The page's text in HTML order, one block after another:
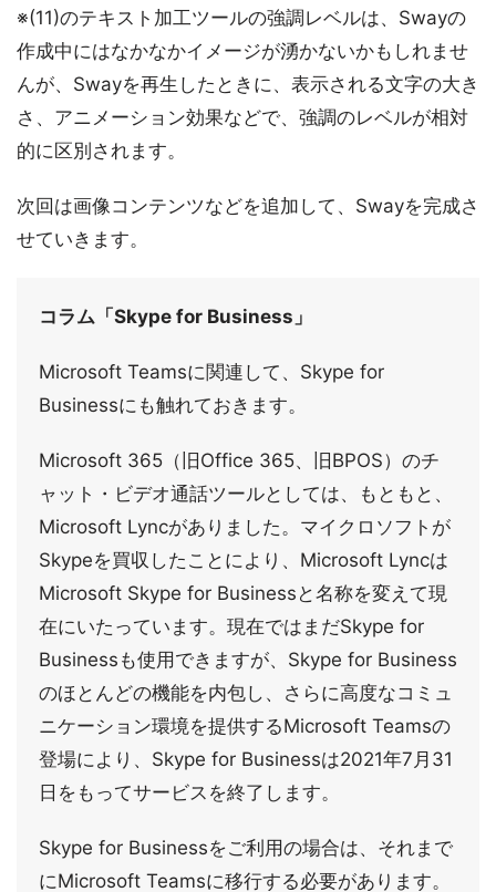
※(11)のテキスト加工ツールの強調レベルは、Swayの
作成中にはなかなかイメージが湧かないかもしれませ
んが、Swayを再生したときに、表示される文字の大き
さ、アニメーション効果などで、強調のレベルが相対
的に区別されます。
次回は画像コンテンツなどを追加して、Swayを完成さ
せていきます。
コラム「Skype for Business」
Microsoft Teamsに関連して、Skype for
Businessにも触れておきます。
Microsoft 365（旧Office 365、旧BPOS）のチ
ャット・ビデオ通話ツールとしては、もともと、
Microsoft Lyncがありました。マイクロソフトが
Skypeを買収したことにより、Microsoft Lyncは
Microsoft Skype for Businessと名称を変えて現
在にいたっています。現在ではまだSkype for
Businessも使用できますが、Skype for Business
のほとんどの機能を内包し、さらに高度なコミュ
ニケーション環境を提供するMicrosoft Teamsの
登場により、Skype for Businessは2021年7月31
日をもってサービスを終了します。
Skype for Businessをご利用の場合は、それまで
にMicrosoft Teamsに移行する必要があります。